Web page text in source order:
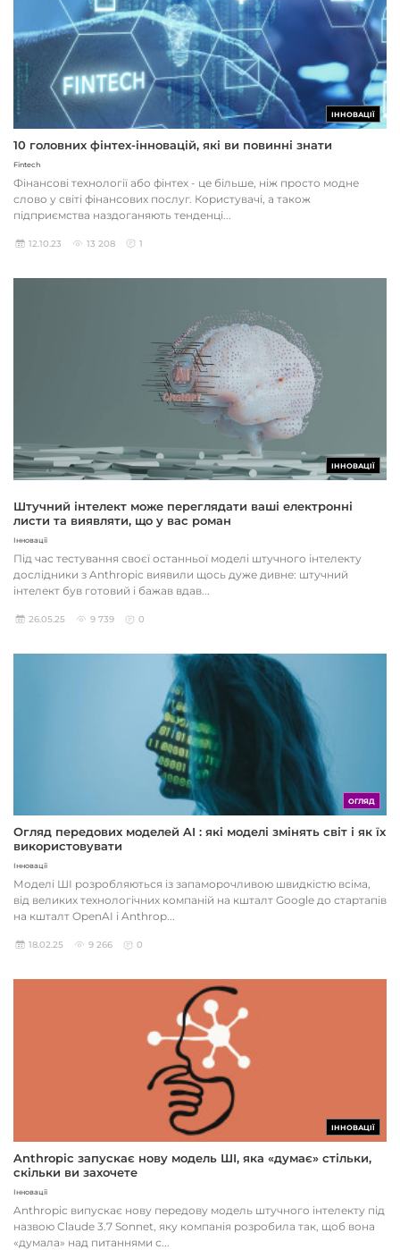
ІННОВАЦІЇ
10 головних фінтех-інновацій, які ви повинні знати
Fintech
Фінансові технології або фінтех - це більше, ніж просто модне
слово у світі фінансових послуг. Користувачі, а також
підприємства наздоганяють тенденці...
12.10.23 13 208 1
ІННОВАЦІЇ
Штучний інтелект може переглядати ваші електронні
листи та виявляти, що у вас роман
Інновації
Під час тестування своєї останньої моделі штучного інтелекту
дослідники з Anthropic виявили щось дуже дивне: штучний
інтелект був готовий і бажав вдав...
26.05.25 9 739 0
ОГЛЯД
Огляд передових моделей AI : які моделі змінять світ і як їх
використовувати
Інновації
Моделі ШІ розробляються із запаморочливою швидкістю всіма,
від великих технологічних компаній на кшталт Google до стартапів
на кшталт OpenAI і Anthrop...
18.02.25 9 266 0
ІННОВАЦІЇ
Anthropic запускає нову модель ШІ, яка «думає» стільки,
скільки ви захочете
Інновації
Anthropic випускає нову передову модель штучного інтелекту під
назвою Claude 3.7 Sonnet, яку компанія розробила так, щоб вона
«думала» над питаннями с...